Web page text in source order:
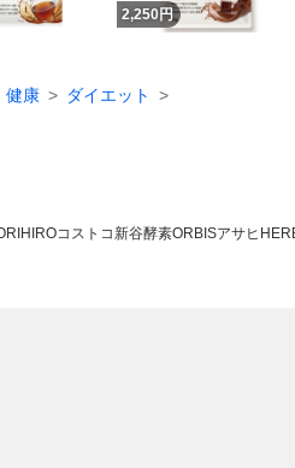
2,250 円
健康
ダイエット
コストコ新谷酵素ORBISアサヒ